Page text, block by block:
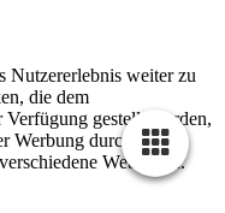
Nutzererlebnis weiter zu
die dem
gestellt werden,
Werbung durch die
Webseiten.